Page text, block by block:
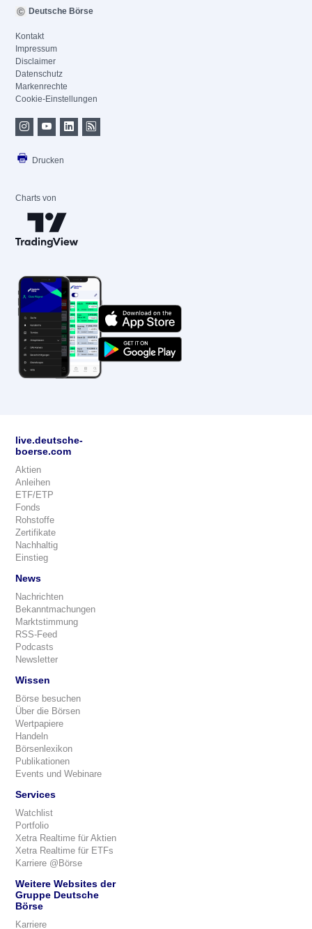
Deutsche Börse
Kontakt
Impressum
Disclaimer
Datenschutz
Markenrechte
Cookie-Einstellungen
Drucken
Charts von
live.deutsche-
boerse.com
Aktien
Anleihen
ETF/ETP
Fonds
Rohstoffe
Zertifikate
Nachhaltig
Einstieg
News
Nachrichten
Bekanntmachungen
Marktstimmung
RSS-Feed
Podcasts
Newsletter
Wissen
Börse besuchen
Über die Börsen
Wertpapiere
Handeln
Börsenlexikon
Publikationen
Events und Webinare
Services
Watchlist
Portfolio
Xetra Realtime für Aktien
Xetra Realtime für ETFs
Karriere @Börse
Weitere Websites der
Gruppe Deutsche
Börse
Karriere